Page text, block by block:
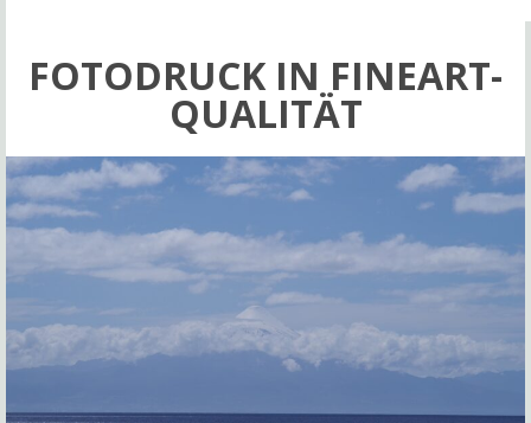
FOTODRUCK IN FINEART-
QUALITÄT